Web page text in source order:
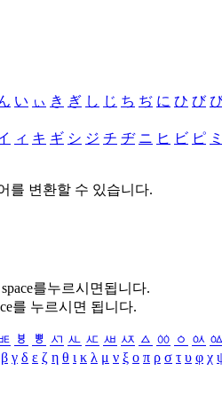
い ぃ き ぎ し じ ち ぢ に ひ び
ィ キ ギ シ ジ チ ヂ ニ ヒ ビ ピ ミ
를 변환할 수 있습니다.
를누르시면됩니다.
를 누르시면 됩니다.
ㅸ ㅹ ㅺ ㅻ ㅼ ㅽ ㅾ ㅿ ㆀ ㆁ ㆂ ㆃ
β γ δ ε ζ η θ ι κ λ μ ν ξ ο π ρ σ τ υ φ χ